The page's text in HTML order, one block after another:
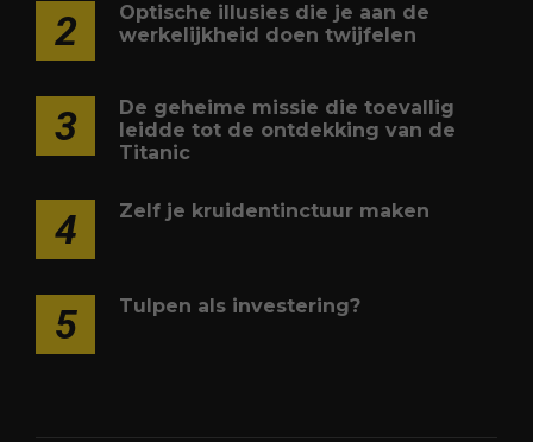
2
Optische illusies die je aan de
werkelijkheid doen twijfelen
3
De geheime missie die toevallig
leidde tot de ontdekking van de
Titanic
4 Zelf je kruidentinctuur maken
5 Tulpen als investering?